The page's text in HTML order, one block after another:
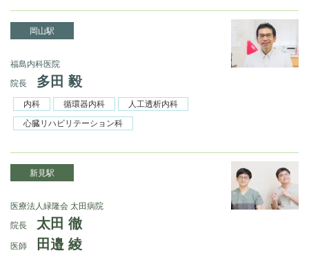
岡山駅
福島内科医院
院長
多田 毅
内科 循環器内科
人工透析内科
心臓リハビリテーション科
新見駅
医療法人緑隆会 太田病院
院長
太田 徹
医師 田邉 綾